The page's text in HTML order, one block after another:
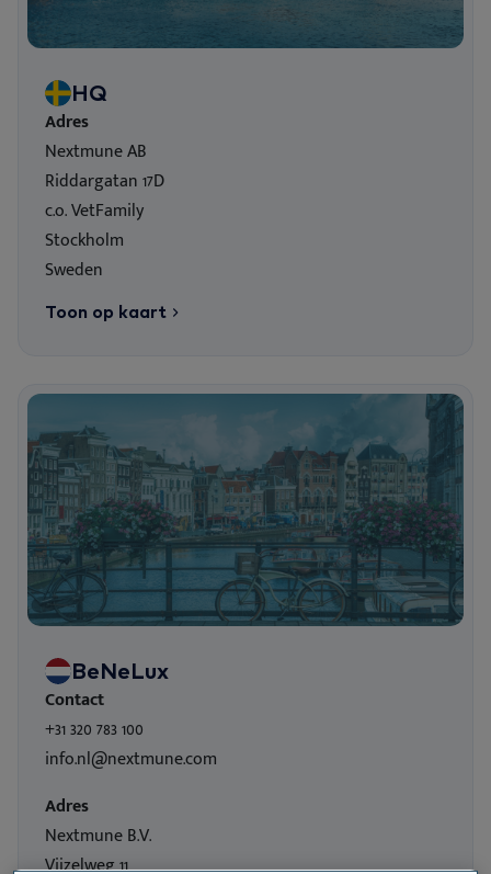
Nextview portal
NL
Dansk
Deutsch
English
Español
Français
Norsk
Svenska
HQ
Adres
Nextmune AB
Riddargatan 17D
c.o. VetFamily
Stockholm
Sweden
Toon op kaart
BeNeLux
Contact
+31 320 783 100
info.nl@nextmune.com
Adres
Nextmune B.V.
Vijzelweg 11